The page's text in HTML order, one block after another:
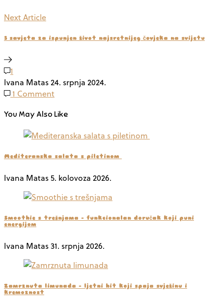
Next Article
5 savjeta za ispunjen život najsretnijeg čovjeka na svijetu
1
Ivana Matas24. srpnja 2024.
1 Comment
You May Also Like
Mediteranska salata s piletinom
Ivana Matas5. kolovoza 2026.
Smoothie s trešnjama – funkcionalan doručak koji puni
energijom
Ivana Matas31. srpnja 2026.
Zamrznuta limunada – ljetni hit koji spaja svježinu i
kremoznost